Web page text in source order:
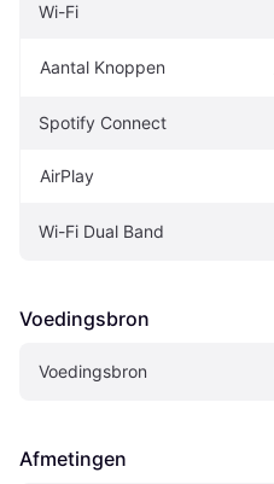
Wi-Fi
Aantal Knoppen
Spotify Connect
AirPlay
Wi-Fi Dual Band
Voedingsbron
Voedingsbron
Afmetingen